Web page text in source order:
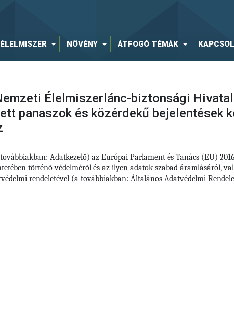
ÉLELMISZER NÖVÉNY ÁTFOGÓ TÉMÁK
Élelmiszerlánc-biztonsági
panaszok és közérdekű bejelentések
Adatkezelő) az Európai Parlament és Tanács (EU)
történő védelméről és az ilyen adatok szabad áramlásáról,
rendeletével (a továbbiakban: Általános Adatvédelmi